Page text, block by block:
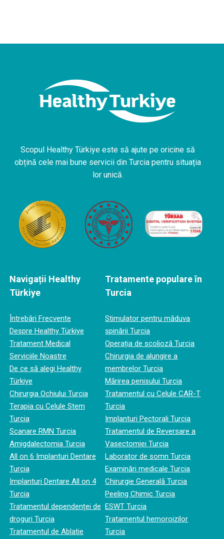
Scopul Healthy Türkiye este să ajute pe oricine să
obțină cele mai bune servicii din Turcia pentru situația
lor unică.
Navigații Healthy
Türkiye
Întrebări Frecvente
Despre Healthy Türkiye
Tratament Medical
Serviciile Noastre
De ce să alegi Healthy
Türkiye
Chirurgia Ochiului Turcia
Terapia cu Celule Stem
Turcia
Scanare RMN Turcia
Amigdalectomia Turcia
All on 6 Implanturi Dentare
Turcia
Implanturi Dentare All on 4
Turcia
Tratamentul dependenței de
droguri Turcia
Tratamentul de Ablatie
Tratamente populare în
Turcia
Stimulator pentru măduva
spinării Turcia
Operația de scolioză Turcia
Chirurgia de alungire a
membrelor Turcia
Mărirea penisului Turcia
Tratamentul cu Celule CAR-T
Turcia
Implanturi Pectorali Turcia
Tratamentul de Reversare a
Vasectomiei Turcia
Laborator de somn Turcia
Examinări medicale Turcia
Chirurgie Generală Turcia
Peeling Chimic Turcia
ESWT Turcia
Tratamentul hemoroizilor
Turcia